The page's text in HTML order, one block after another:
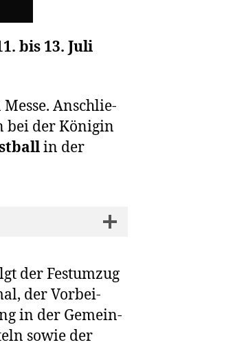
bis 13. Juli
Anschlie­
bei der Köni­gin
in der
der Fest­um­zug
der Vor­bei­
in der Gemein­
sowie der